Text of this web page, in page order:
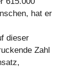
hat er
dieser
Zahl